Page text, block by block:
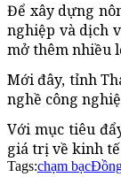
Để xây dựng
nghiệp và dịch
mở thêm nhiều
Mới đây, tỉnh
nghề công
Với mục tiêu
giá trị về kinh
Tags:chạm bạc